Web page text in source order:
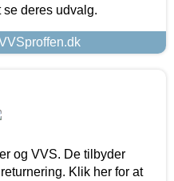
deres udvalg.
og VVS. De tilbyder
Klik her for at